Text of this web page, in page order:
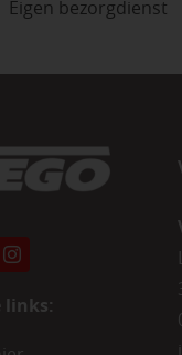
Eigen bezorgdienst
links: